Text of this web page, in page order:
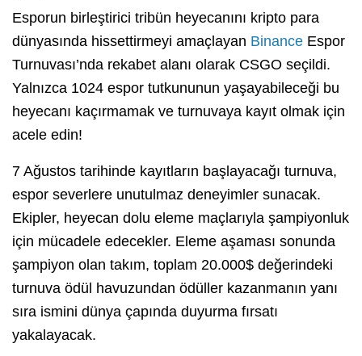
Esporun birleştirici tribün heyecanını kripto para
dünyasında hissettirmeyi amaçlayan Binance Espor
Turnuvası’nda rekabet alanı olarak CSGO seçildi.
Yalnızca 1024 espor tutkununun yaşayabileceği bu
heyecanı kaçırmamak ve turnuvaya kayıt olmak için
acele edin!
7 Ağustos tarihinde kayıtların başlayacağı turnuva,
espor severlere unutulmaz deneyimler sunacak.
Ekipler, heyecan dolu eleme maçlarıyla şampiyonluk
için mücadele edecekler. Eleme aşaması sonunda
şampiyon olan takım, toplam 20.000$ değerindeki
turnuva ödül havuzundan ödüller kazanmanın yanı
sıra ismini dünya çapında duyurma fırsatı
yakalayacak.